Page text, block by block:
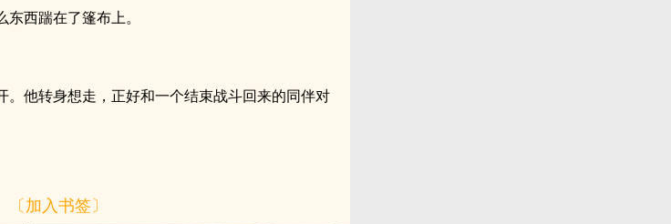
西踹在了篷布上。
。他转身想走，正好和一个结束战斗回来的同伴对
〔加入书签〕